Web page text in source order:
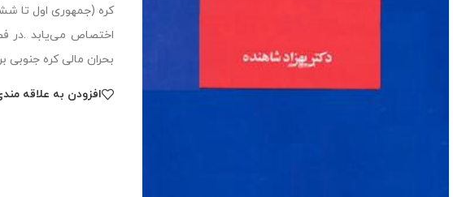
بحران مالی کره
افزودن به علاقه